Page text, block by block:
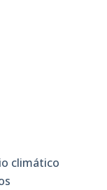
climático